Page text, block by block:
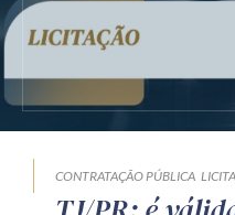
CONTRATAÇÃO PÚBLICA